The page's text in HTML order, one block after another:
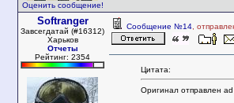
Оценить сообщение!
Softranger
Завсегдатай (#16312)
Харьков
Отчеты
Рейтинг: 2354
Сообщение №14 ,
Цитата:
Оригинал отправлен ad